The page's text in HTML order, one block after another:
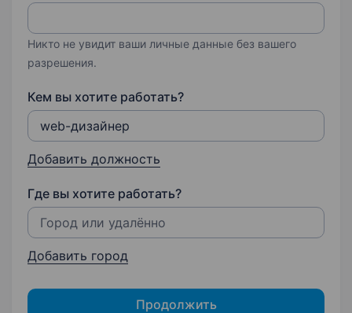
Никто не увидит ваши личные данные без вашего
разрешения.
Кем вы хотите работать?
Добавить должность
Где вы хотите работать?
Добавить город
Продолжить